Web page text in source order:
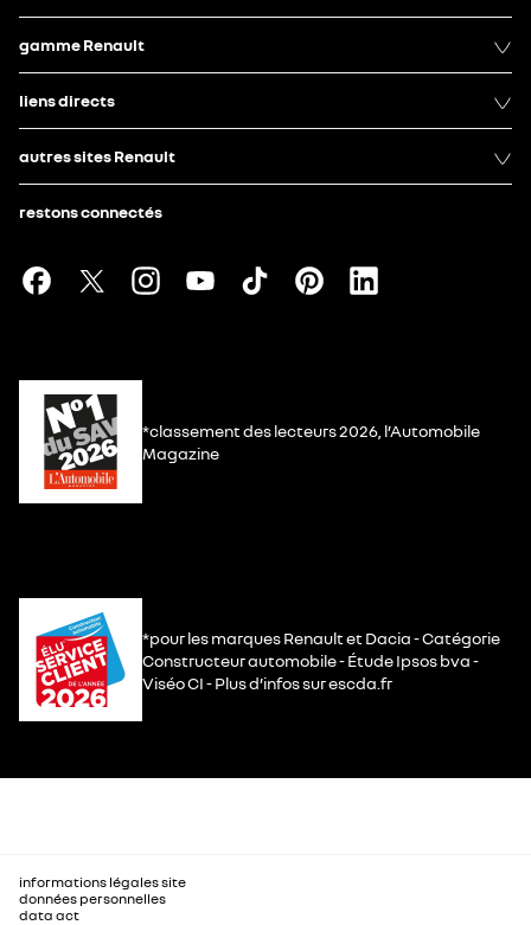
gamme Renault
liens directs
autres sites Renault
restons connectés
*classement des lecteurs 2026, l’Automobile
Magazine
*pour les marques Renault et Dacia - Catégorie
Constructeur automobile - Étude Ipsos bva -
Viséo CI - Plus d’infos sur escda.fr
informations légales site
données personnelles
data act